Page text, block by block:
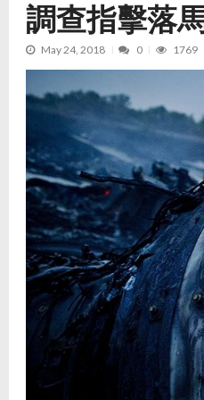
調查指擊落
May 24, 2018 0 1769